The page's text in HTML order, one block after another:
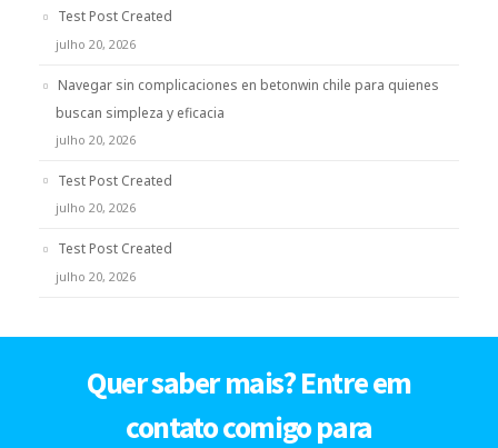
Test Post Created
julho 20, 2026
Navegar sin complicaciones en betonwin chile para quienes
buscan simpleza y eficacia
julho 20, 2026
Test Post Created
julho 20, 2026
Test Post Created
julho 20, 2026
Quer saber mais? Entre em
contato comigo para